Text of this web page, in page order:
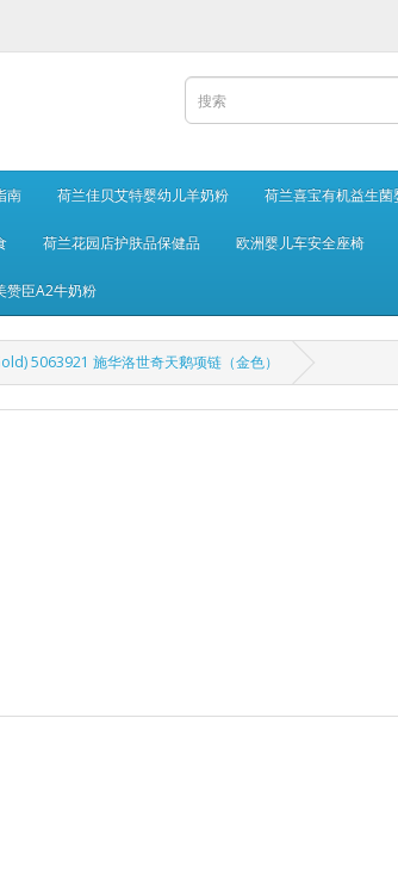
南 荷兰佳贝艾特婴幼儿羊奶粉 荷兰喜宝有机益生菌
荷兰花园店护肤品保健品 欧洲婴儿车安全座椅
赞臣A2牛奶粉
5063921 施华洛世奇天鹅项链（金色）